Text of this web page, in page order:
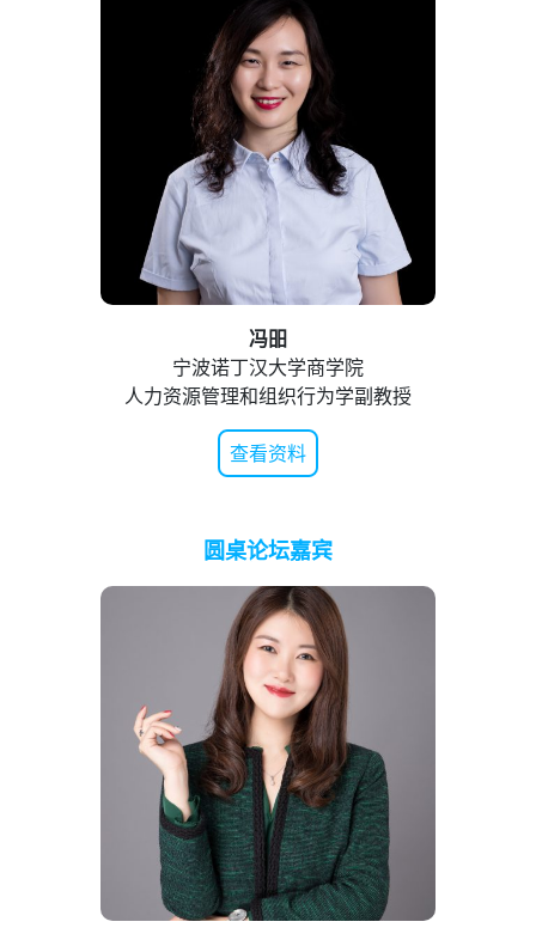
冯昍
宁波诺丁汉大学商学院
人力资源管理和组织行为学副教授
查看资料
圆桌论坛嘉宾